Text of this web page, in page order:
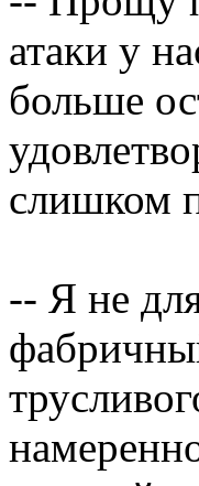
атаки у
больше
слишком
-- Я не